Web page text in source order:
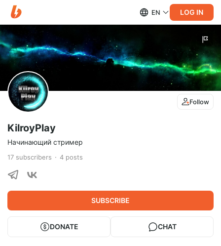
EN LOG IN
Follow
KilroyPlay
Начинающий стример
17 subscribers 4 posts
SUBSCRIBE
DONATE CHAT